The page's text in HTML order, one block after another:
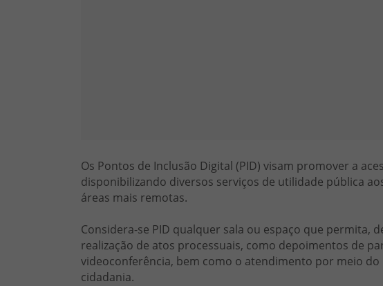
Os Pontos de Inclusão Digital (PID) visam promover a
disponibilizando diversos serviços de utilidade pública
áreas mais remotas.
Considera-se PID qualquer sala ou espaço que permita,
realização de atos processuais, como depoimentos de
videoconferência, bem como o atendimento por meio
cidadania.